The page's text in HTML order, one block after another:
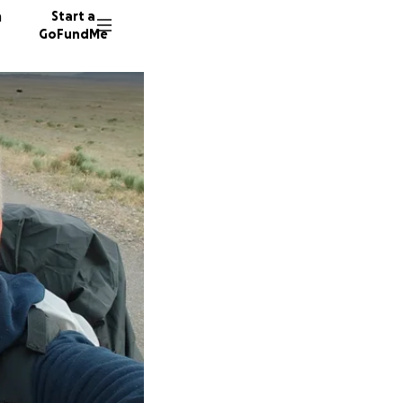
Start a
GoFundMe